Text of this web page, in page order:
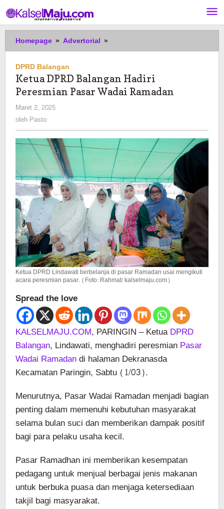
ke
konten
Homepage » Advertorial »
DPRD
Hadiri
Peresmian
Pasar
DPRD Balangan
Ketua DPRD Balangan Hadiri
Peresmian Pasar Wadai Ramadan
Maret 2, 2025
oleh Pasto
Ketua DPRD Lindawati berbelanja di pasar Ramadan usai mengikuti
acara peresmian pasar. (Foto: Rahmat/ kalselmaju.com)
Spread the love
KALSELMAJU.COM, PARINGIN – KetuaDPRD
Balangan, Lindawati, menghadiri peresmianPasar
Wadai Ramadandi halaman Dekranasda
Kecamatan Paringin, Sabtu (1/03).
Menurutnya, Pasar Wadai Ramadan menjadi bagian
penting dalam memenuhi kebutuhan masyarakat
selama bulan suci dan memberikan dampak positif
bagi para pelaku usaha kecil.
Pasar Ramadhan ini memberikan kesempatan
pedagang untuk menjual berbagai jenis makanan
untuk berbuka puasa dan menjaga ketersediaan
takjil bagi masyarakat.